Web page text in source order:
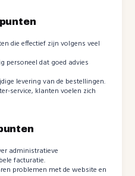
die effectief zijn volgens veel
personeel dat goed advies
levering van de bestellingen.
service, klanten voelen zich
administratieve
facturatie.
problemen met de website en